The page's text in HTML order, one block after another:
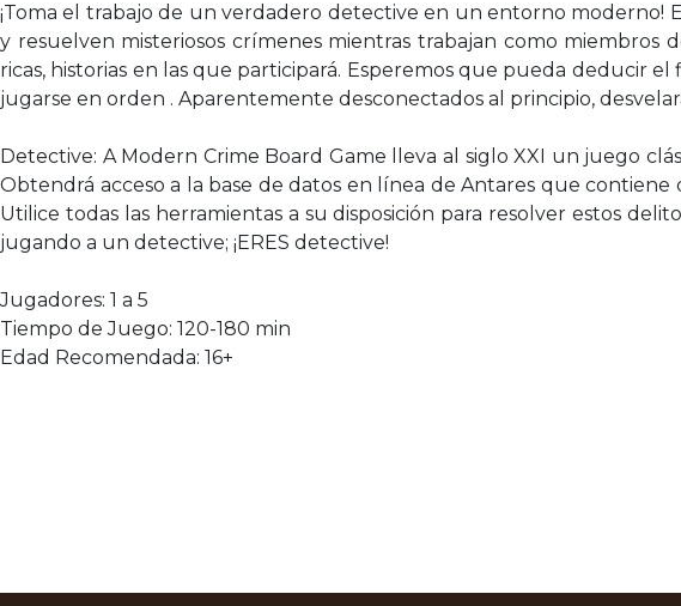
¡Toma el trabajo de un verdadero detective en un entorno moderno!
y resuelven misteriosos crímenes mientras trabajan como miembros
ricas, historias en las que participará. Esperemos que pueda deducir
jugarse en orden . Aparentemente desconectados al principio,
Detective: A Modern Crime Board Game lleva al siglo XXI un juego
Obtendrá acceso a la base de datos en línea de Antares que contiene
Utilice todas las herramientas a su disposición para resolver estos
jugando a un detective; ¡ERES detective!
Jugadores: 1 a 5
Tiempo de Juego: 120-180 min
Edad Recomendada: 16+